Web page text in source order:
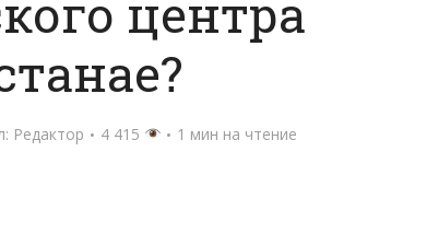
центра
Редактор 4 415 1 мин на чтение